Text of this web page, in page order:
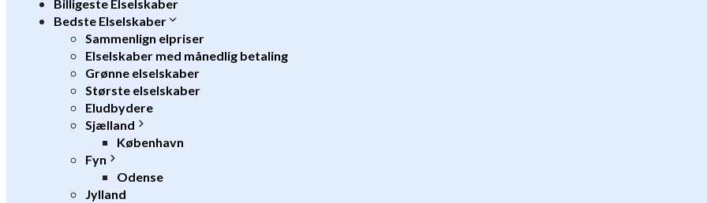
Billigeste Elselskaber
Bedste Elselskaber
Sammenlign elpriser
Elselskaber med månedlig betaling
Grønne elselskaber
Største elselskaber
Eludbydere
Sjælland
København
Fyn
Odense
Jylland